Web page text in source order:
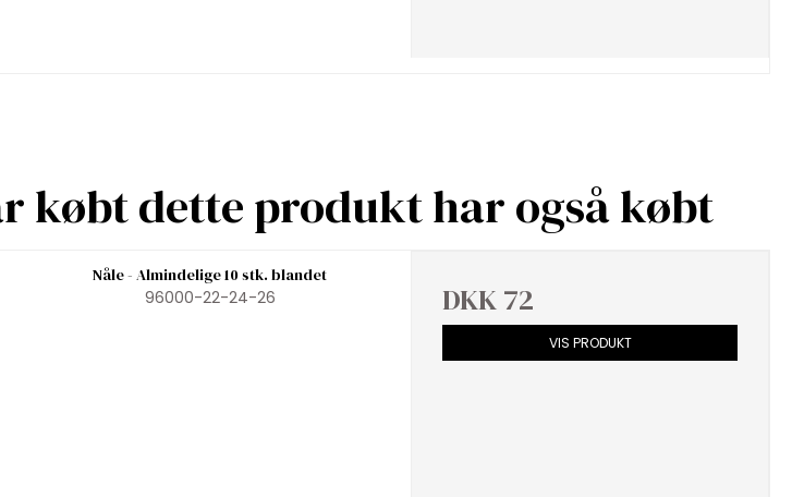
købt dette produkt har også købt
Nåle - Almindelige 10 stk. blandet
96000-22-24-26
DKK 72
VIS PRODUKT